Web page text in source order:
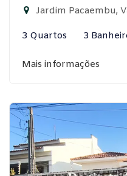
Jardim Pacaembu,
3 Quartos 3
Mais informações